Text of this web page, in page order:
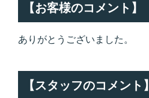
【お客様のコメント】
ありがとうございました。
【スタッフのコメント】